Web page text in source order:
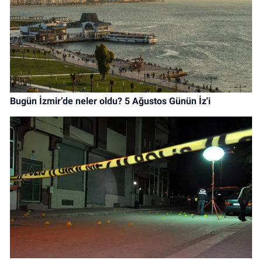
Bugün İzmir’de neler oldu? 5 Ağustos Günün İz'i